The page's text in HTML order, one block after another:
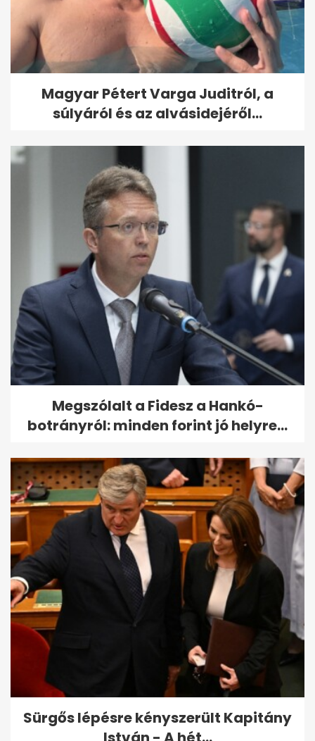
Magyar Pétert Varga Juditról, a
súlyáról és az alvásidejéről...
Megszólalt a Fidesz a Hankó-
botrányról: minden forint jó helyre...
Sürgős lépésre kényszerült Kapitány